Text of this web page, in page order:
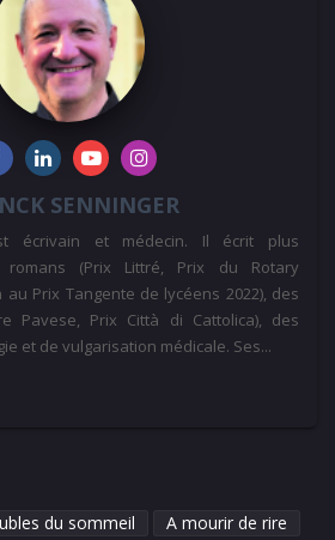
SENNINGER
écrivain et médecin. Il écrit plus
romans (Prix Littré, Prix du Rotary
Prix Tangente de lycéens 2022), des
Pavese, Prix Città di Cattolica), des
et de vulgarisation médicale. Ses...
du sommeil
A mourir de rire